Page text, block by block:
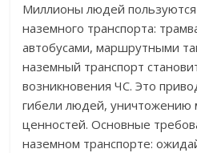
Миллионы людей пользуются
наземного транспорта:
автобусами, маршрутными
наземный транспорт
возникновения ЧС. Это
гибели людей, уничтожению
ценностей. Основные
наземном транспорте: